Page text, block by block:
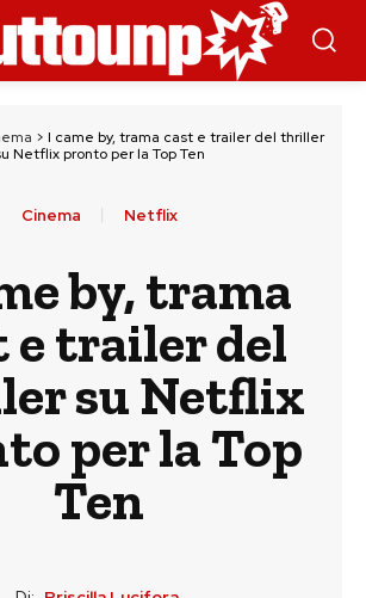
> I came by, trama cast e trailer del thriller
Netflix pronto per la Top Ten
Cinema Netflix
by, trama
e trailer del
su Netflix
per la Top
Ten